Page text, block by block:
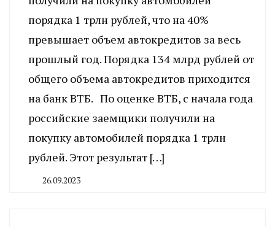
порядка 1 трлн рублей, что на 40%
превышает объем автокредитов за весь
прошлый год. Порядка 134 млрд рублей от
общего объема автокредитов приходится
на банк ВТБ. По оценке ВТБ, с начала года
российские заемщики получили на
покупку автомобилей порядка 1 трлн
рублей. Этот результат […]
26.09.2023